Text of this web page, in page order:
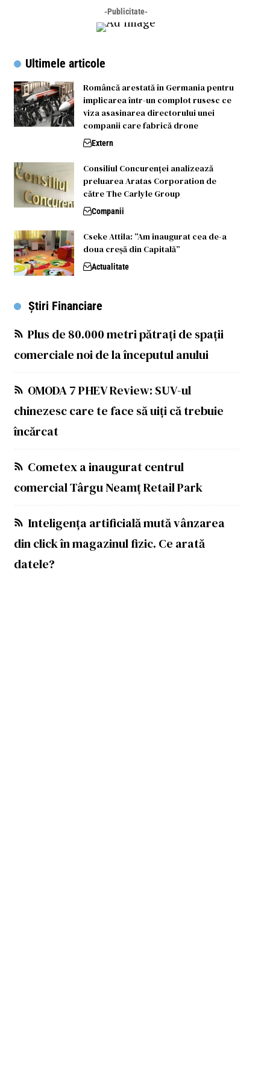
-Publicitate-
Ultimele articole
Româncă arestată în Germania pentru
implicarea într-un complot rusesc ce
viza asasinarea directorului unei
companii care fabrică drone
Extern
Consiliul Concurenței analizează
preluarea Aratas Corporation de
către The Carlyle Group
Companii
Cseke Attila: ”Am inaugurat cea de-a
doua creșă din Capitală”
Actualitate
Știri Financiare
Plus de 80.000 metri pătrați de spații
comerciale noi de la începutul anului
OMODA 7 PHEV Review: SUV-ul
chinezesc care te face să uiți că trebuie
încărcat
Cometex a inaugurat centrul
comercial Târgu Neamț Retail Park
Inteligența artificială mută vânzarea
din click în magazinul fizic. Ce arată
datele?